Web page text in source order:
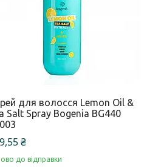
для волосся Lemon Oil &
Salt Spray Bogenia BG440
₴
до відправки